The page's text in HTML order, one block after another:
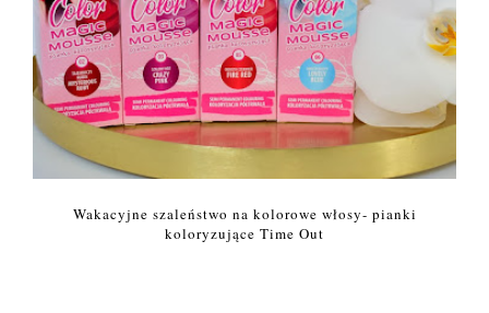
Wakacyjne szaleństwo na kolorowe włosy- pianki
koloryzujące Time Out